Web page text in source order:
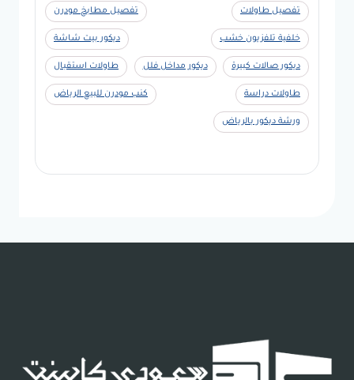
تفصيل طاولات تفصيل مطابخ مودرن
خلفية تلفزيون خشب ديكور بيت شاشة
ديكور صالات كبيرة ديكور مداخل فلل طاولات استقبال
طاولات دراسة كنب مودرن للبيع الرياض
ورشة ديكور بالرياض